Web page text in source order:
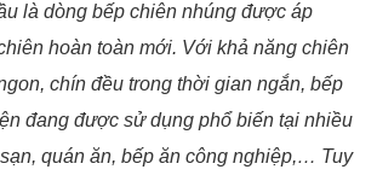
là dòng bếp chiên nhúng được áp
hoàn toàn mới. Với khả năng chiên
chín đều trong thời gian ngắn, bếp
đang được sử dụng phổ biến tại nhiều
quán ăn, bếp ăn công nghiệp,… Tuy